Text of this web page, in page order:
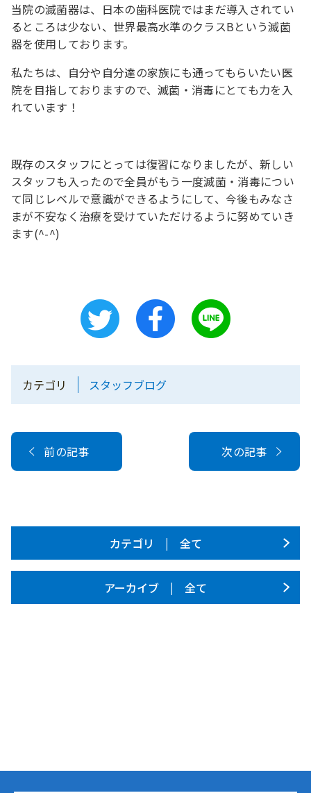
当院の滅菌器は、日本の歯科医院ではまだ導入されてい
るところは少ない、世界最高水準のクラスBという滅菌
器を使用しております。
私たちは、自分や自分達の家族にも通ってもらいたい医
院を目指しておりますので、滅菌・消毒にとても力を入
れています！
既存のスタッフにとっては復習になりましたが、新しい
スタッフも入ったので全員がもう一度滅菌・消毒につい
て同じレベルで意識ができるようにして、今後もみなさ
まが不安なく治療を受けていただけるように努めていき
ます(^-^)
カテゴリ スタッフブログ
前の記事 次の記事
カテゴリ | 全て
アーカイブ | 全て